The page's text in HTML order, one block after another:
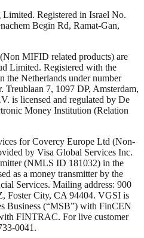
Registered in Israel No.
Begin Rd, Ramat-Gan,
MIFID related products) are
Limited. Registered with the
the Netherlands under number
Treublaan 7, 1097 DP, Amsterdam,
is licensed and regulated by De
Money Institution (Relation
for Covercy Europe Ltd (Non-
by Visa Global Services Inc.
(NMLS ID 181032) in the
as a money transmitter by the
Services. Mailing address: 900
Foster City, CA 94404. VGSI is
Business (“MSB”) with FinCEN
FINTRAC. For live customer
0041.